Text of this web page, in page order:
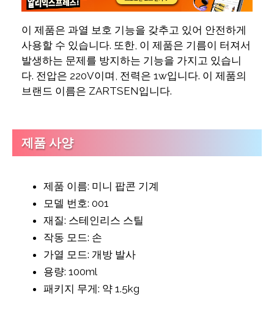
이 제품은 과열 보호 기능을 갖추고 있어 안전하게
사용할 수 있습니다. 또한, 이 제품은 기름이 터져서
발생하는 문제를 방지하는 기능을 가지고 있습니
다. 전압은 220V이며, 전력은 1w입니다. 이 제품의
브랜드 이름은 ZARTSEN입니다.
제품 사양
제품 이름: 미니 팝콘 기계
모델 번호: 001
재질: 스테인리스 스틸
작동 모드: 손
가열 모드: 개방 발사
용량: 100ml
패키지 무게: 약 1.5kg